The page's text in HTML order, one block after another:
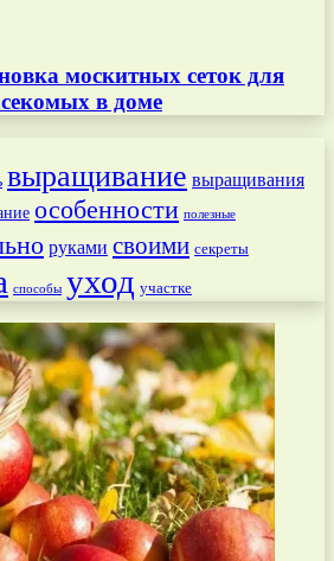
москитных сеток для
в доме
выращивание выращивания
особенности полезные
руками своими секреты
способы уход участке